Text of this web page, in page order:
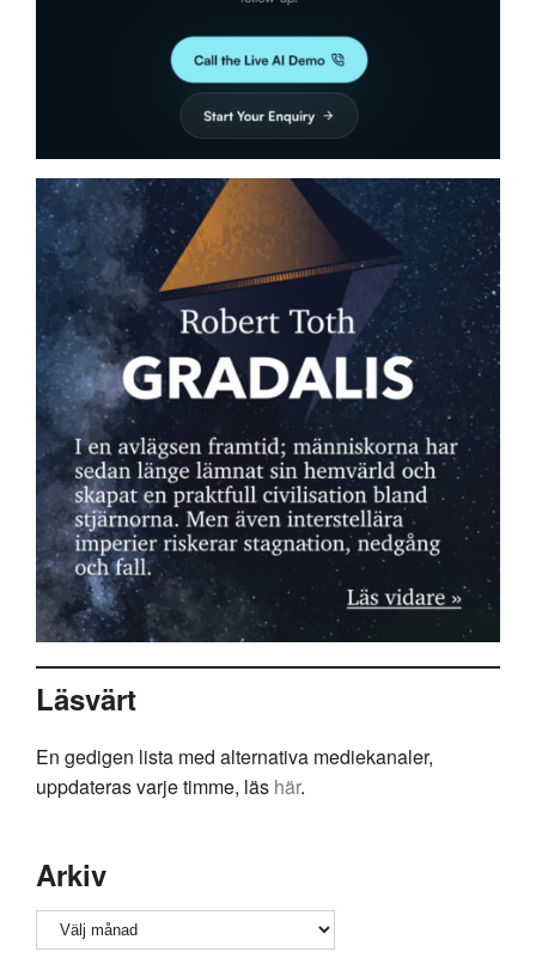
Läsvärt
En gedigen lista med alternativa mediekanaler,
uppdateras varje timme, läs här.
Arkiv
Arkiv